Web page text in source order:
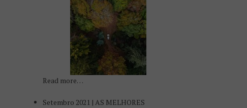
Read more…
Setembro 2021 | AS MELHORES